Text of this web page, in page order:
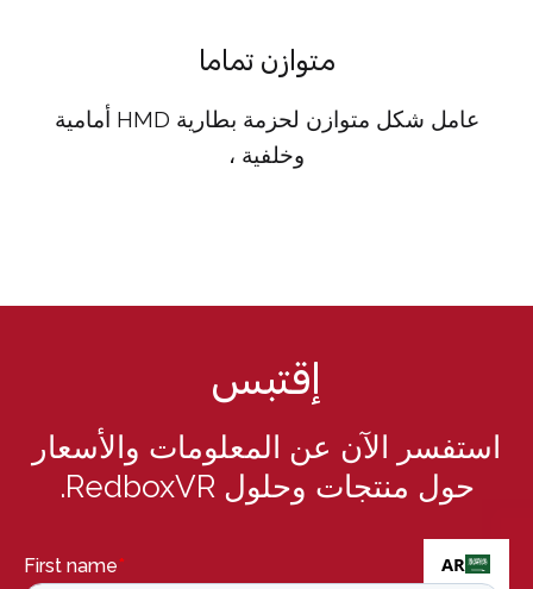
متوازن تماما
عامل شكل متوازن لحزمة بطارية HMD أمامية
وخلفية ،
إقتبس
استفسر الآن عن المعلومات والأسعار
حول منتجات وحلول RedboxVR.
AR